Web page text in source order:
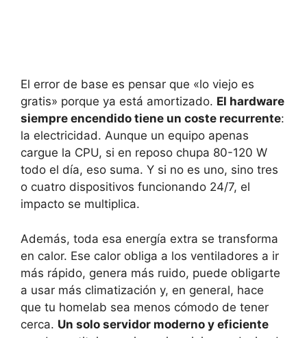
El error de base es pensar que «lo viejo es
gratis» porque ya está amortizado. El hardware
siempre encendido tiene un coste recurrente:
la electricidad. Aunque un equipo apenas
cargue la CPU, si en reposo chupa 80-120 W
todo el día, eso suma. Y si no es uno, sino tres
o cuatro dispositivos funcionando 24/7, el
impacto se multiplica.
Además, toda esa energía extra se transforma
en calor. Ese calor obliga a los ventiladores a ir
más rápido, genera más ruido, puede obligarte
a usar más climatización y, en general, hace
que tu homelab sea menos cómodo de tener
cerca. Un solo servidor moderno y eficiente